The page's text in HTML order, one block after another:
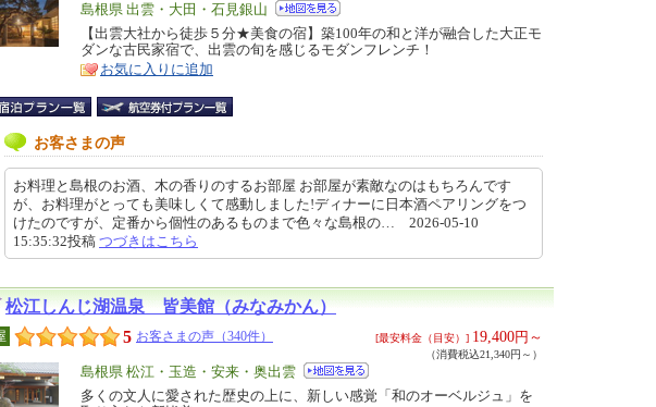
エ
リ
ア
島根県 出雲・大田・石見銀山
特
徴
【出雲大社から徒歩５分★美食の宿】築100年の和と洋が融合した大正モ
ダンな古民家宿で、出雲の旬を感じるモダンフレンチ！
お気に入りに追加
お客さまの声
お料理と島根のお酒、木の香りのするお部屋 お部屋が素敵なのはもちろんです
が、お料理がとっても美味しくて感動しました!ディナーに日本酒ペアリングをつ
けたのですが、定番から個性のあるものまで色々な島根の… 2026-05-10
15:35:32投稿 つづきはこちら
松江しんじ湖温泉 皆美館（みなみかん）
5 お客さまの声（340件） [最安料金（目安）] 19,400円～
（消費税込21,340円～）
エ
リ
島根県 松江・玉造・安来・奥出雲
特
多くの文人に愛された歴史の上に、新しい感覚「和のオーベルジュ」を